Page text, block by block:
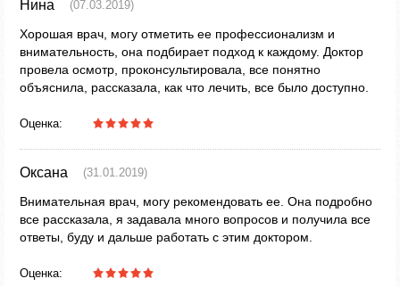
Нина (07.03.2019)
Хорошая врач, могу отметить ее профессионализм и
внимательность, она подбирает подход к каждому. Доктор
провела осмотр, проконсультировала, все понятно
объяснила, рассказала, как что лечить, все было доступно.
Оценка:
Оксана (31.01.2019)
Внимательная врач, могу рекомендовать ее. Она подробно
все рассказала, я задавала много вопросов и получила все
ответы, буду и дальше работать с этим доктором.
Оценка: